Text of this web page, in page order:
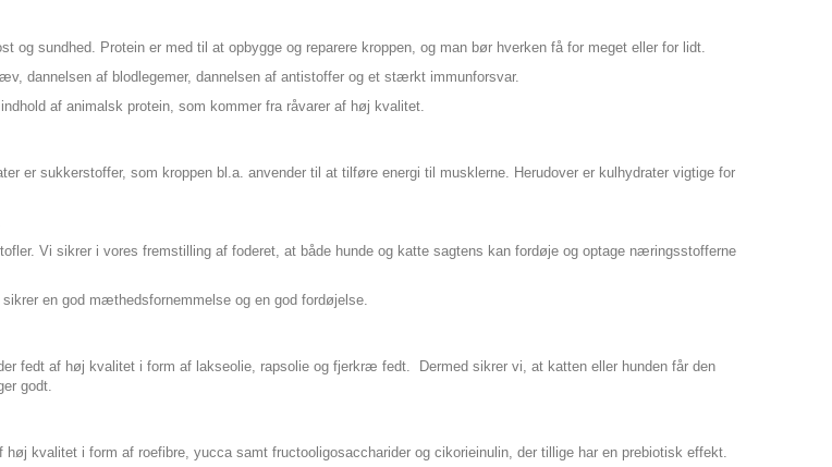
og sundhed. Protein er med til at opbygge og reparere kroppen, og man bør hverken få for meget eller for lidt.
dannelsen af blodlegemer, dannelsen af antistoffer og et stærkt immunforsvar.
af animalsk protein, som kommer fra råvarer af høj kvalitet.
er sukkerstoffer, som kroppen bl.a. anvender til at tilføre energi til musklerne. Herudover er kulhydrater vigtige for
Vi sikrer i vores fremstilling af foderet, at både hunde og katte sagtens kan fordøje og optage næringsstofferne
en god mæthedsfornemmelse og en god fordøjelse.
fedt af høj kvalitet i form af lakseolie, rapsolie og fjerkræ fedt. Dermed sikrer vi, at katten eller hunden får den
godt.
kvalitet i form af roefibre, yucca samt fructooligosaccharider og cikorieinulin, der tillige har en prebiotisk effekt.